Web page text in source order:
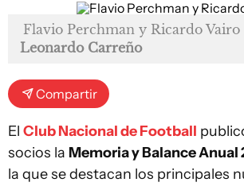
Flavio Perchman y Ricardo Vairo
Leonardo Carreño
Compartir
El Club Nacional de Football
socios la Memoria y Balance Anual
la que se destacan los principales